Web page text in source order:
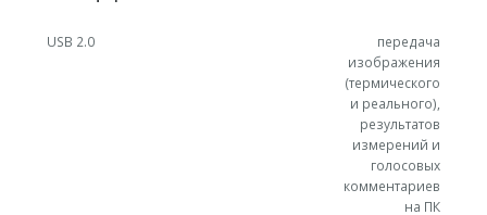
USB 2.0
передача
изображения
(термического
и реального),
результатов
измерений и
голосовых
комментариев
на ПК